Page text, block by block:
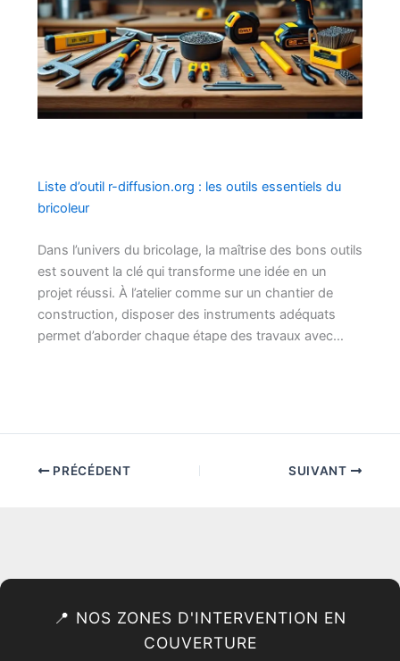
Liste d’outil r-diffusion.org : les outils essentiels du
bricoleur
Dans l’univers du bricolage, la maîtrise des bons outils
est souvent la clé qui transforme une idée en un
projet réussi. À l’atelier comme sur un chantier de
construction, disposer des instruments adéquats
permet d’aborder chaque étape des travaux avec…
PRÉCÉDENT SUIVANT
📍 NOS ZONES D'INTERVENTION EN
COUVERTURE